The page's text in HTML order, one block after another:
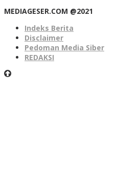
MEDIAGESER.COM @2021
Indeks Berita
Disclaimer
Pedoman Media Siber
REDAKSI